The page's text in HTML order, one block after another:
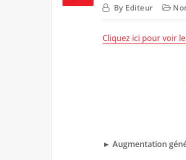
By Editeur
Cliquez ici pour voir
► Augmentation